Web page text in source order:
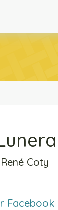
Coty
Facebook